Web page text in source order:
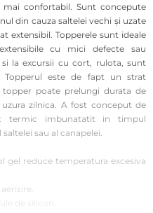
confortabil. Sunt concepute
din cauza saltelei vechi şi uzate
extensibil. Topperele sunt ideale
cu mici defecte sau
la excursii cu cort, rulota, sunt
Topperul este de fapt un strat
poate prelungi durata de
zilnica. A fost conceput de
termic imbunatatit in timpul
sau al canapelei.
reduce temperatura excesiva